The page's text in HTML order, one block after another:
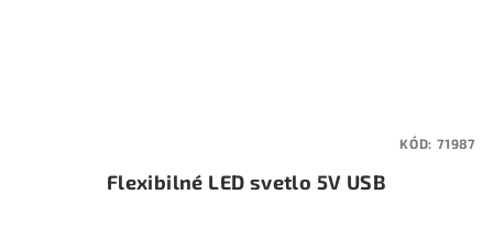
Flexibilné LED svetlo 5V USB
KÓD: 71987